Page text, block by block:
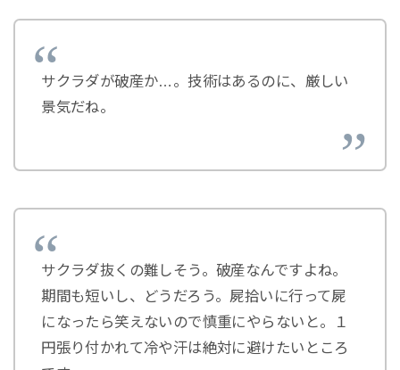
サクラダが破産か…。技術はあるのに、厳しい
景気だね。
サクラダ抜くの難しそう。破産なんですよね。
期間も短いし、どうだろう。屍拾いに行って屍
になったら笑えないので慎重にやらないと。１
円張り付かれて冷や汗は絶対に避けたいところ